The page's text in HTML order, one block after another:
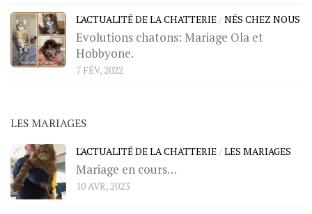
L'ACTUALITÉ DE LA CHATTERIE/NÉS CHEZ NOUS
Evolutions chatons: Mariage Ola et
Hobbyone.
7 FÉV, 2022
LES MARIAGES
L'ACTUALITÉ DE LA CHATTERIE/LES MARIAGES
Mariage en cours…
10 AVR, 2023